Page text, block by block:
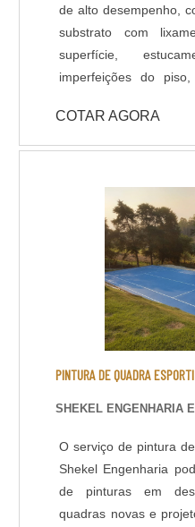
de alto desempenho,
substrato com
superfície,
imperfeições do piso, aplicação de
qualidade na
projeto ou
rápida a partir de 8
- Alta durabilidade
resistência
Resistência à
VOC; - Acabamento
Temperatura de
- Atende a norma
COTAR AGORA
PINTURA DE QUADRA
SHEKEL ENGENHARIA
O serviço de pintura
Shekel Engenharia
de pinturas em
quadras novas e